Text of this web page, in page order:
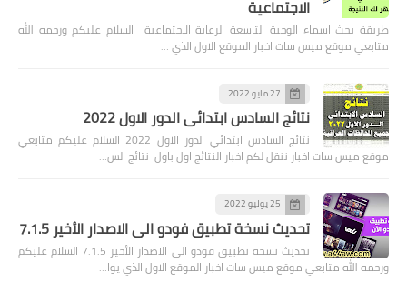
الاجتماعية
طريقة بحث اسماء الوجبة التاسعة الرعاية الاجتماعية السلام عليكم ورحمه الله
متابعي موقع ميس سات اخبار الموقع الاول الذي …
27 مايو 2022
نتائج السادس ابتدائي الدور الاول 2022
نتائج السادس ابتدائي الدور الاول 2022 السلام عليكم متابعي
موقع ميس سات اخبار ننقل لكم اخبار النتائج اول باول نتائج الس…
25 يوليو 2022
تحديث نسخة تطبيق فودو الى الاصدار الأخير 7.1.5
تحديث نسخة تطبيق فودو الى الاصدار الأخير 7.1.5 السلام عليكم
ورحمه الله متابعي موقع ميس سات اخبار الموقع الاول الذي يوا…